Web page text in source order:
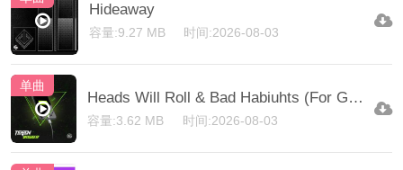
Hideaway
容量:9.27 MB 时间:2026-08-03
单曲
Heads Will Roll & Bad Habiuhts (For God)
容量:3.62 MB 时间:2026-08-03